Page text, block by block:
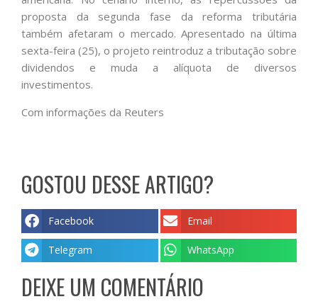
proposta da segunda fase da reforma tributária
também afetaram o mercado. Apresentado na última
sexta-feira (25), o projeto reintroduz a tributação sobre
dividendos e muda a alíquota de diversos
investimentos.
Com informações da Reuters
GOSTOU DESSE ARTIGO?
Facebook Email
Telegram WhatsApp
DEIXE UM COMENTÁRIO